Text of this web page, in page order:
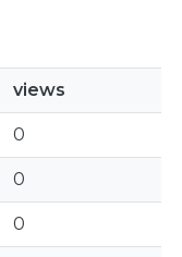
views
0
0
0